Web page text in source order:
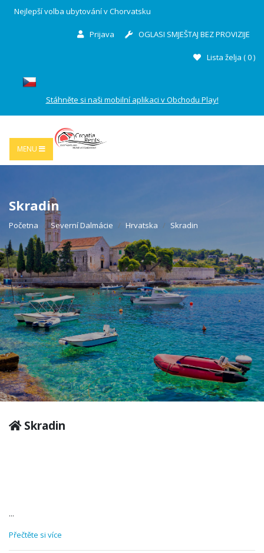
Nejlepší volba ubytování v Chorvatsku
Prijava OGLASI SMJEŠTAJ BEZ PROVIZIJE
Lista želja (0)
Stáhněte si naši mobilní aplikaci v Obchodu Play!
MENU
Skradin
Početna Severní Dalmácie Hrvatska Skradin
Skradin
...
Přečtěte si více